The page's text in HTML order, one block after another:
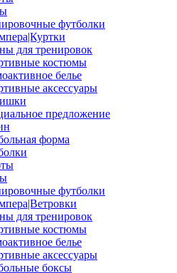
футболки
для тренировок
костюмы
белье
аксессуары
предложение
форма
футболки
для тренировок
костюмы
белье
аксессуары
боксы